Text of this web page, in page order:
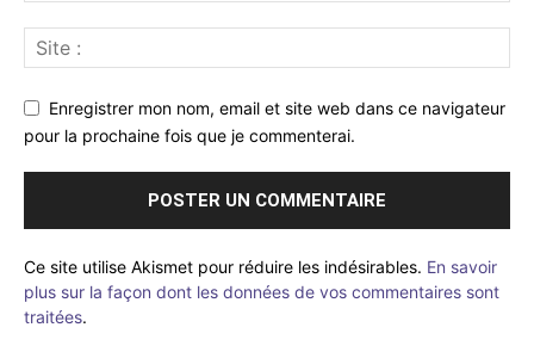
Enregistrer mon nom, email et site web dans ce navigateur
pour la prochaine fois que je commenterai.
Ce site utilise Akismet pour réduire les indésirables. En savoir
plus sur la façon dont les données de vos commentaires sont
traitées.